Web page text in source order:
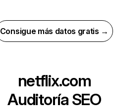
Consigue más datos gratis →
netflix.com
Auditoría SEO